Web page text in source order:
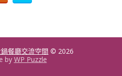
餐廳交流空間 © 2026
by WP Puzzle